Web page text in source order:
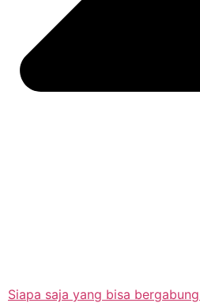
Siapa saja yang bisa